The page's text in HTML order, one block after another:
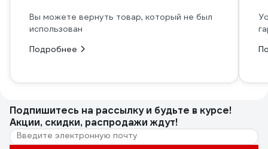
Вы можете вернуть товар, который не был
использован
Подробнее
Подпишитесь на рассылкуи будьте в курсе!
Акции, скидки, распродажи ждут!